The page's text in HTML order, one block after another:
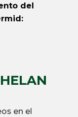
del
:
en el